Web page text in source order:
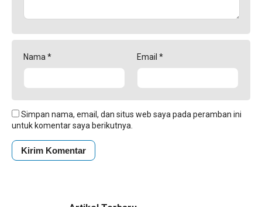
Nama * Email *
Simpan nama, email, dan situs web saya pada peramban ini
untuk komentar saya berikutnya.